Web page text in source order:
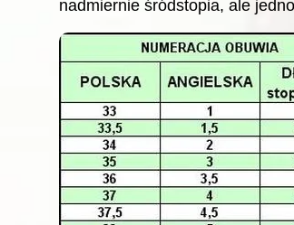
nadmiernie śródstopia, ale